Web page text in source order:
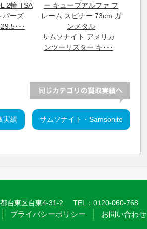
パーズ
･･･
サムソナイト アメリカ
ンツーリスター キ･･･
サムソナイト・Samsonite
実績
台東区台東4-31-2 TEL： 0120-060-768
プライバシーポリシー お問い合わせ